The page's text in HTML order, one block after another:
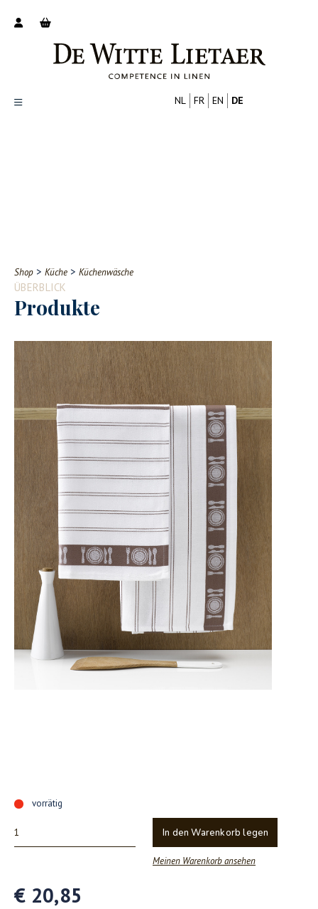
Contact
NL FR EN DE
Shop > Küche > Küchenwäsche
ÜBERBLICK
Produkte
vorrätig
In den Warenkorb legen
Meinen Warenkorb ansehen
€ 20,85